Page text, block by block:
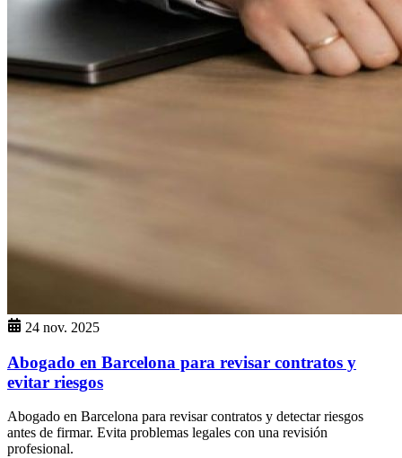
24 nov. 2025
Abogado en Barcelona para revisar contratos y
evitar riesgos
Abogado en Barcelona para revisar contratos y detectar riesgos
antes de firmar. Evita problemas legales con una revisión
profesional.